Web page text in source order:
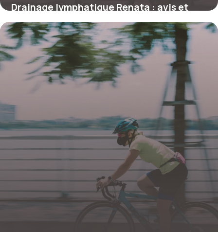
Drainage lymphatique Renata : avis et
prix 2026
24 juin 2026